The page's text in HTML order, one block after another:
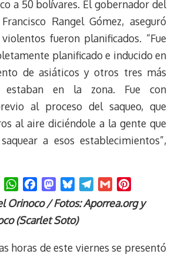
a 50 bolívares. El gobernador del
Rangel Gómez, aseguró
fueron planificados. “Fue
planificado e inducido en
de asiáticos y otros tres más
estaban en la zona. Fue con
al proceso del saqueo, que
al aire diciéndole a la gente que
a esos establecimientos”,
r
n
W
h
t
a
e
M
a
t
e
e
m
i
n
Orinoco / Fotos: Aporrea.org y
(Scarlet Soto)
horas de este viernes se presentó